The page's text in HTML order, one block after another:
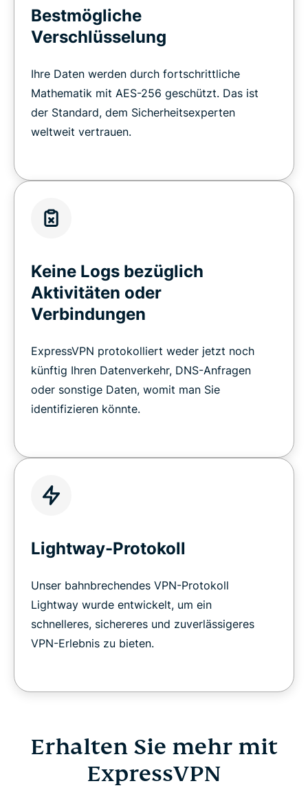
Bestmögliche
Verschlüsselung
Ihre Daten werden durch fortschrittliche
Mathematik mit AES-256 geschützt. Das ist
der Standard, dem Sicherheitsexperten
weltweit vertrauen.
Keine Logs bezüglich
Aktivitäten oder
Verbindungen
ExpressVPN protokolliert weder jetzt noch
künftig Ihren Datenverkehr, DNS-Anfragen
oder sonstige Daten, womit man Sie
identifizieren könnte.
Lightway-Protokoll
Unser bahnbrechendes VPN-Protokoll
Lightway wurde entwickelt, um ein
schnelleres, sichereres und zuverlässigeres
VPN-Erlebnis zu bieten.
Erhalten Sie mehr mit
ExpressVPN